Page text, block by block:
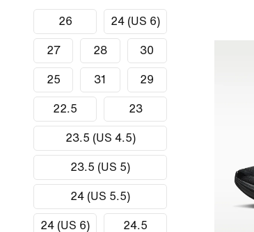
26 24 (US 6)
27 28 30
25 31 29
22.5 23
23.5 (US 4.5)
23.5 (US 5)
24 (US 5.5)
24 (US 6) 24.5